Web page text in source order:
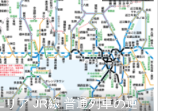
ア JR線 普通列車の運